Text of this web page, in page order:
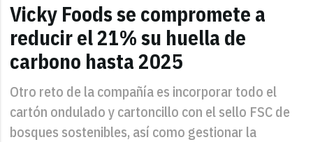
Vicky Foods se compromete a
reducir el 21% su huella de
carbono hasta 2025
Otro reto de la compañía es incorporar todo el
cartón ondulado y cartoncillo con el sello FSC de
bosques sostenibles, así como gestionar la